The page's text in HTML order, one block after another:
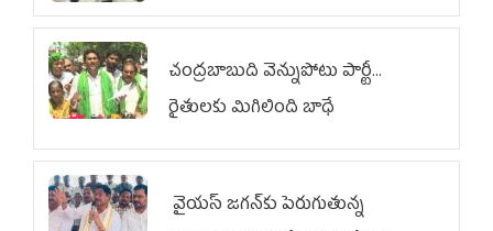
చంద్రబాబుది వెన్నుపోటు పార్టీ...
రైతులకు మిగిలింది బాధే
వైయ‌స్ జగన్‌కు పెరుగుతున్న